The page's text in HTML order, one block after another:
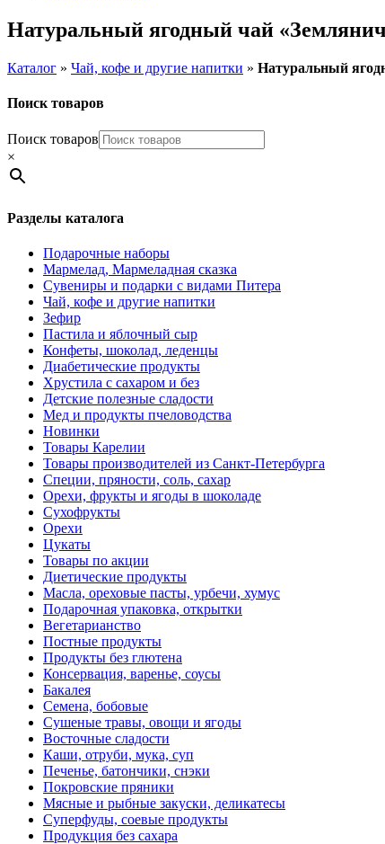
Натуральный ягодный чай
Каталог » Чай, кофе и другие напитки » Натуральный
Поиск товаров
Поиск товаров
×
Разделы каталога
Подарочные наборы
Мармелад, Мармеладная сказка
Сувениры и подарки с видами Питера
Чай, кофе и другие напитки
Зефир
Пастила и яблочный сыр
Конфеты, шоколад, леденцы
Диабетические продукты
Хрустила с сахаром и без
Детские полезные сладости
Мед и продукты пчеловодства
Новинки
Товары Карелии
Товары производителей из Санкт-Петербурга
Специи, пряности, соль, сахар
Орехи, фрукты и ягоды в шоколаде
Сухофрукты
Орехи
Цукаты
Товары по акции
Диетические продукты
Масла, ореховые пасты, урбечи, хумус
Подарочная упаковка, открытки
Вегетарианство
Постные продукты
Продукты без глютена
Консервация, варенье, соусы
Бакалея
Семена, бобовые
Сушеные травы, овощи и ягоды
Восточные сладости
Каши, отруби, мука, суп
Печенье, батончики, снэки
Покровские пряники
Мясные и рыбные закуски, деликатесы
Суперфуды, соевые продукты
Продукция без сахара